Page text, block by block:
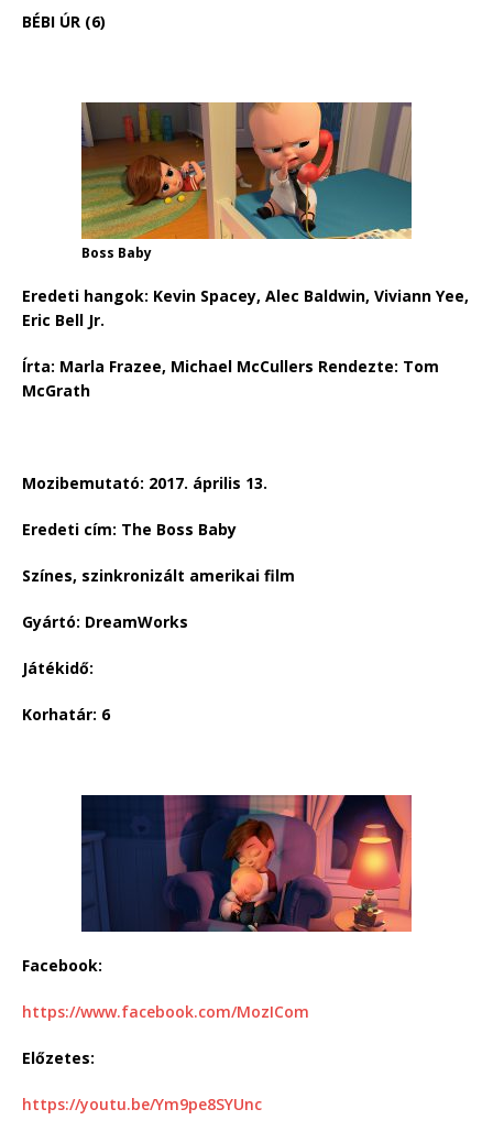
BÉBI ÚR (6)
Boss Baby
Eredeti hangok: Kevin Spacey, Alec Baldwin, Viviann Yee,
Eric Bell Jr.
Írta: Marla Frazee, Michael McCullers Rendezte: Tom
McGrath
Mozibemutató: 2017. április 13.
Eredeti cím: The Boss Baby
Színes, szinkronizált amerikai film
Gyártó: DreamWorks
Játékidő:
Korhatár: 6
Facebook:
https://www.facebook.com/MozICom
Előzetes:
https://youtu.be/Ym9pe8SYUnc